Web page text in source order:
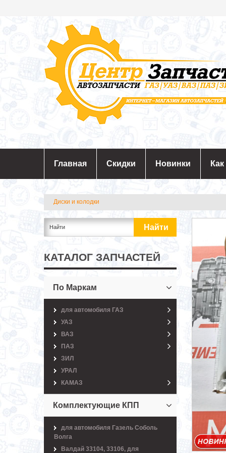
Главная Скидки Новинки
Диски и колодки
КАТАЛОГ ЗАПЧАСТЕЙ
По Маркам
для автомобиля ГАЗ
УАЗ
ВАЗ
ПАЗ
ЗИЛ
УРАЛ
КАМАЗ
Комплектующие КПП
для автомобиля Газель Соболь
Волга
Валдай 33104, 33106, для